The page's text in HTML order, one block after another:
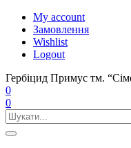
My account
Замовлення
Wishlist
Logout
Гербіцид Примус тм.
0
0